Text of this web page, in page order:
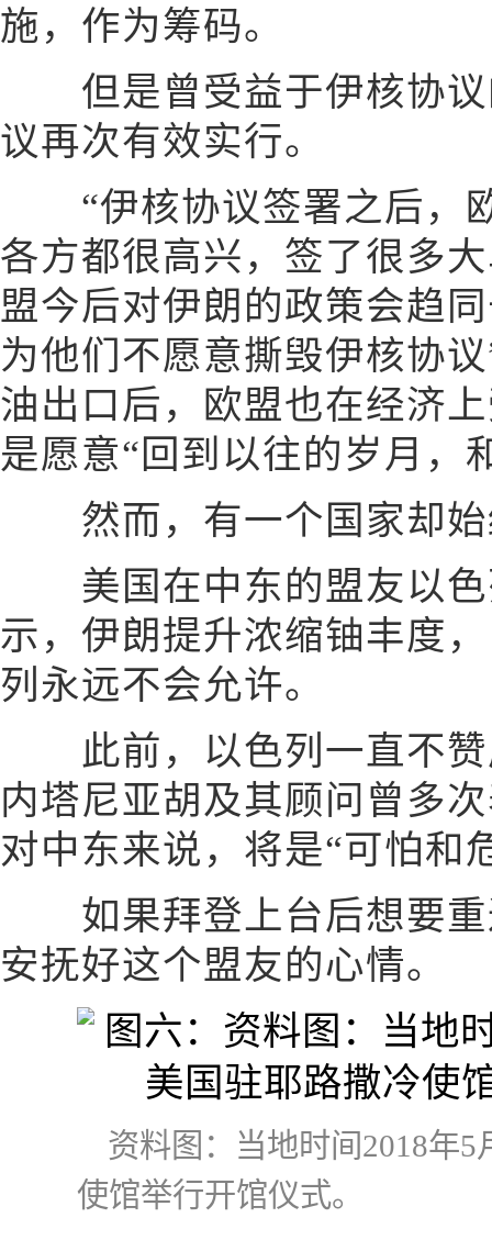
施，作为筹码。
但是曾受益于伊核协议
议再次有效实行。
“伊核协议签署之后，
各方都很高兴，签了很多
盟今后对伊朗的政策会趋
为他们不愿意撕毁伊核协
油出口后，欧盟也在经济
是愿意“回到以往的岁月，
然而，有一个国家却始
美国在中东的盟友以色
示，伊朗提升浓缩铀丰度
列永远不会允许。
此前，以色列一直不赞
内塔尼亚胡及其顾问曾多
对中东来说，将是“可怕和
如果拜登上台后想要重
安抚好这个盟友的心情。
资料图：当地时间2018年
使馆举行开馆仪式。